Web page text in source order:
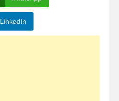
LinkedIn